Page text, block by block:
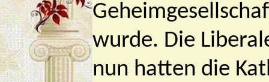
wurde. Die
nun hatten die